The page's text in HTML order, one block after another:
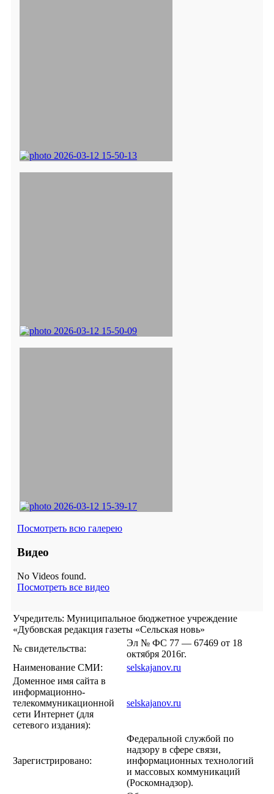
Посмотреть всю галерею
Видео
No Videos found.
Посмотреть все видео
Учредитель: Муниципальное бюджетное учреждение
«Дубовская редакция газеты «Сельская новь»
№ свидетельства:
Эл № ФС 77 — 67469 от 18
октября 2016г.
Наименование СМИ:
selskajanov.ru
Доменное имя сайта в
информационно-
телекоммуникационной
сети Интернет (для
сетевого издания):
selskajanov.ru
Зарегистрировано:
Федеральной службой по
надзору в сфере связи,
информационных технологий
и массовых коммуникаций
(Роскомнадзор).